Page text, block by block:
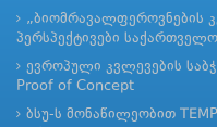
„ბიომრავალფეროვნების
პერსპექტივები
ევროპული კვლევების
Proof of Concept
ბსუ-ს მონაწილეობით